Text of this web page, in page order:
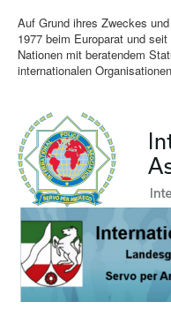
Auf Grund ihres Zweckes
1977 beim Europarat und
Nationen mit beratendem
internationalen